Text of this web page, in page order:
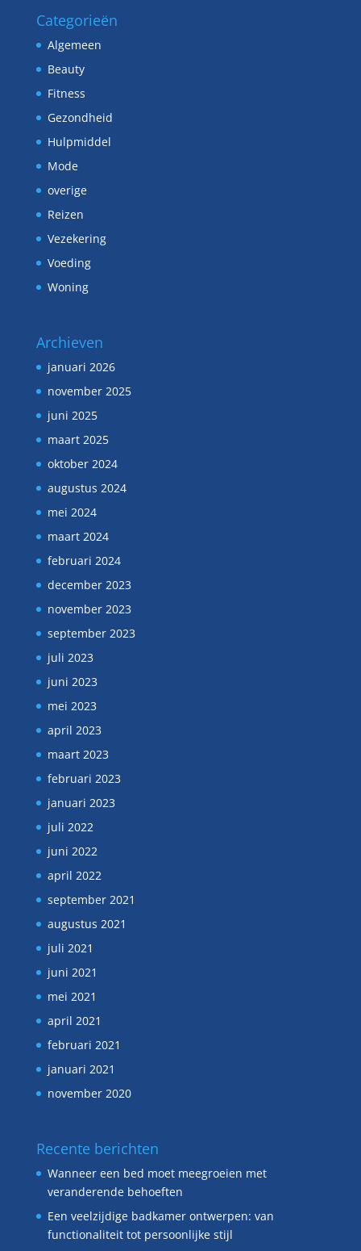
Categorieën
Algemeen
Beauty
Fitness
Gezondheid
Hulpmiddel
Mode
overige
Reizen
Vezekering
Voeding
Woning
Archieven
januari 2026
november 2025
juni 2025
maart 2025
oktober 2024
augustus 2024
mei 2024
maart 2024
februari 2024
december 2023
november 2023
september 2023
juli 2023
juni 2023
mei 2023
april 2023
maart 2023
februari 2023
januari 2023
juli 2022
juni 2022
april 2022
september 2021
augustus 2021
juli 2021
juni 2021
mei 2021
april 2021
februari 2021
januari 2021
november 2020
Recente berichten
Wanneer een bed moet meegroeien met
veranderende behoeften
Een veelzijdige badkamer ontwerpen: van
functionaliteit tot persoonlijke stijl